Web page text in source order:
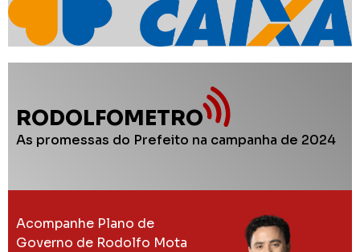
RODOLFOMETRO
As promessas do Prefeito na campanha de 2024
Acompanhe Plano de
Governo de Rodolfo Mota